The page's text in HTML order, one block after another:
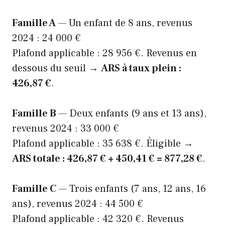
Famille A— Un enfant de 8 ans, revenus
2024 : 24 000 €
Plafond applicable : 28 956 €. Revenus en
dessous du seuil → ARS à taux plein :
426,87 €.
Famille B — Deux enfants (9 ans et 13 ans),
revenus 2024 : 33 000 €
Plafond applicable : 35 638 €. Éligible →
ARS totale : 426,87 € + 450,41 € = 877,28 €.
Famille C— Trois enfants (7 ans, 12 ans, 16
ans), revenus 2024 : 44 500 €
Plafond applicable : 42 320 €. Revenus